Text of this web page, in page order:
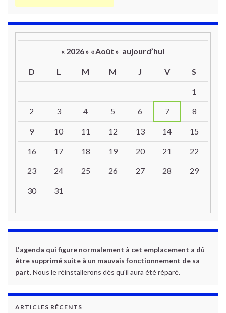
« 2026» «Août » aujourd’hui
D L M M J V S
1
2 3 4 5 6 7 8
9 10 11 12 13 14 15
16 17 18 19 20 21 22
23 24 25 26 27 28 29
30 31
L'agenda qui figure normalement à cet emplacement a dû
être supprimé suite à un mauvais fonctionnement de sa
part.Nous le réinstallerons dès qu'il aura été réparé.
ARTICLES RÉCENTS